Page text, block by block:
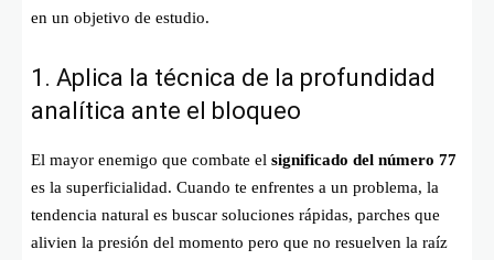
en un objetivo de estudio.
1. Aplica la técnica de la profundidad
analítica ante el bloqueo
El mayor enemigo que combate el significado del número 77
es la superficialidad. Cuando te enfrentes a un problema, la
tendencia natural es buscar soluciones rápidas, parches que
alivien la presión del momento pero que no resuelven la raíz